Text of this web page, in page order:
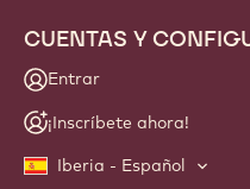
CUENTAS Y
Entrar
¡Inscríbete ahora!
Iberia - Español